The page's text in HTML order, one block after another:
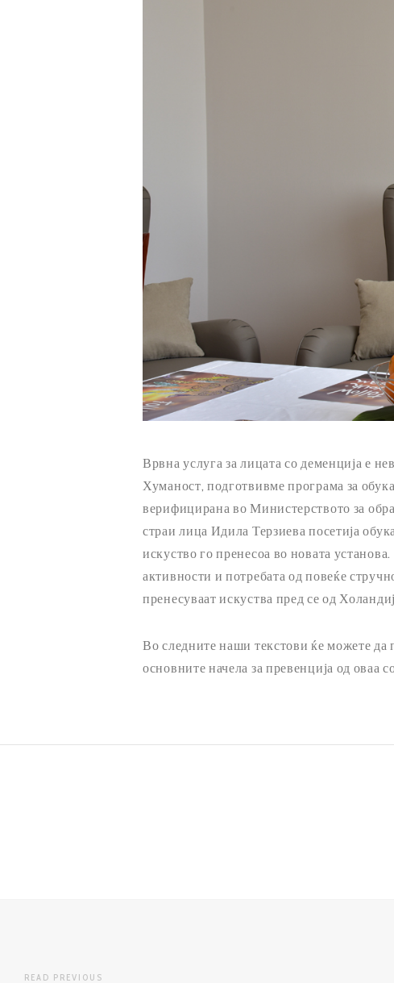
Врвна услуга за лицата со деменција е
Хуманост, подготвивме програма за
верифицирана во Министерството за
страи лица Идила Терзиева посетија
искуство го пренесоа во новата
активности и потребата од повеќе
пренесуваат искуства пред се од
Во следните наши текстови ќе можете да
основните начела за превенција од оваа
READ PREVIOUS